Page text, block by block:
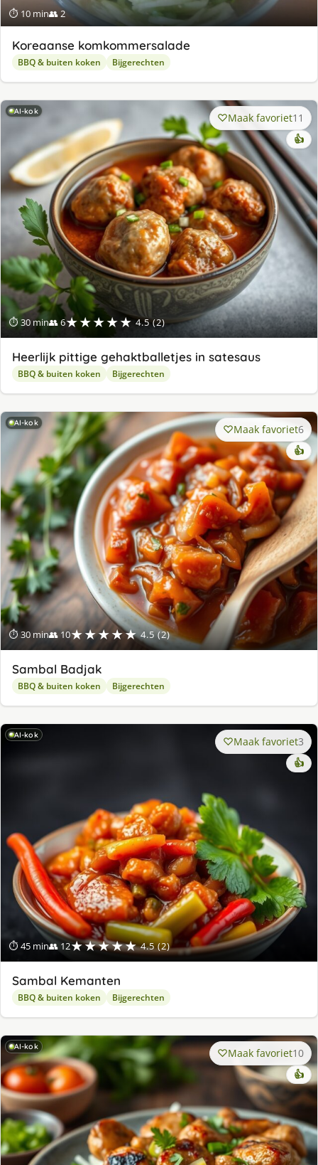
⏱ 10 min👥 2
Koreaanse komkommersalade
BBQ & buiten koken Bijgerechten
AI-kok
⏱ 30 min👥 6★★★★★ 4.5 (2)
Maak favoriet11
👍
Heerlijk pittige gehaktballetjes in satesaus
BBQ & buiten koken Bijgerechten
AI-kok
⏱ 30 min👥 10★★★★★ 4.5 (2)
Maak favoriet6
👍
Sambal Badjak
BBQ & buiten koken Bijgerechten
AI-kok
⏱ 45 min👥 12★★★★★ 4.5 (2)
Maak favoriet3
👍
Sambal Kemanten
BBQ & buiten koken Bijgerechten
AI-kok Maak favoriet10
👍